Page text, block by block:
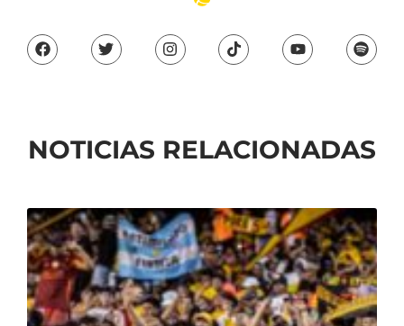
NOTICIAS RELACIONADAS